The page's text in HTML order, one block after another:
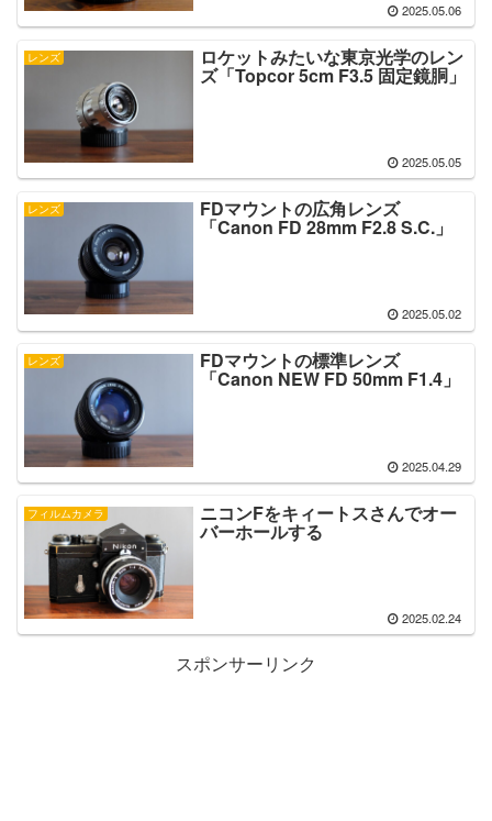
2025.05.06
レンズ ロケットみたいな東京光学のレン
ズ「Topcor 5cm F3.5 固定鏡胴」
2025.05.05
レンズ FDマウントの広角レンズ
「Canon FD 28mm F2.8 S.C.」
2025.05.02
レンズ FDマウントの標準レンズ
「Canon NEW FD 50mm F1.4」
2025.04.29
フィルムカメラ ニコンFをキィートスさんでオー
バーホールする
2025.02.24
スポンサーリンク